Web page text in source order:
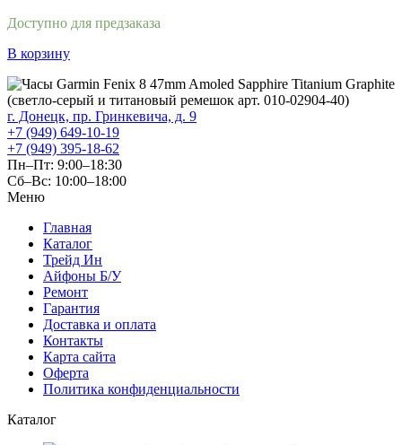
Доступно для предзаказа
В корзину
г. Донецк, пр. Гринкевича, д. 9
+7 (949) 649-10-19
+7 (949) 395-18-62
Пн–Пт: 9:00–18:30
Сб–Вс: 10:00–18:00
Меню
Главная
Каталог
Трейд Ин
Айфоны Б/У
Ремонт
Гарантия
Доставка и оплата
Контакты
Карта сайта
Оферта
Политика конфиденциальности
Каталог